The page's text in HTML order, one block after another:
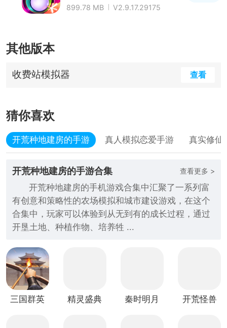
899.78 MB V2.9.17.29175
其他版本
收费站模拟器 查看
猜你喜欢
开荒种地建房的手游 真人模拟恋爱手游 真实修仙
开荒种地建房的手游合集 查看更多 >
开荒种地建房的手机游戏合集中汇聚了一系列富
有创意和策略性的农场模拟和城市建设游戏，在这个
合集中，玩家可以体验到从无到有的成长过程，通过
开垦土地、种植作物、培养牲 ...
三国群英
精灵盛典
秦时明月
开荒怪兽